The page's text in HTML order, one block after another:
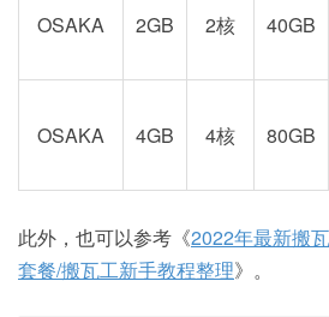
OSAKA 2GB 2核 40GB
OSAKA
4GB 4核 80GB
此外，也可以参考《2022年最新搬
套餐/搬瓦工新手教程整理》。